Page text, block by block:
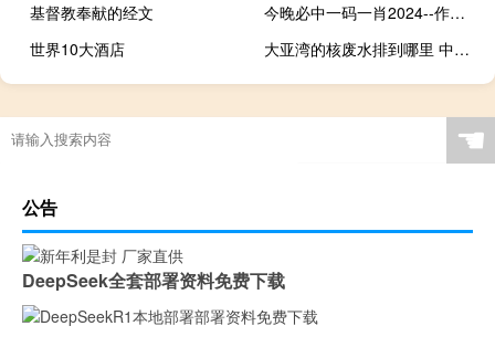
基督教奉献的经文
今晚必中一码一肖2024--作答解释落实--安装版v312.368
世界10大酒店
大亚湾的核废水排到哪里 中国的核废水去哪里了
☚
公告
DeepSeek全套部署资料免费下载